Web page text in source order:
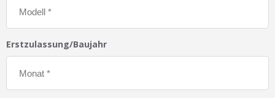
Erstzulassung/Baujahr